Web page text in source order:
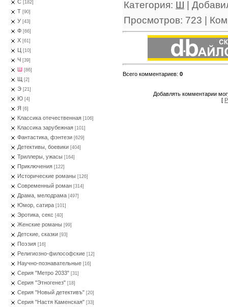
С [182]
Т [90]
У [43]
Ф [66]
Х [61]
Ц [10]
Ч [39]
Ш [86]
Щ [2]
Э [21]
Ю [4]
Я [6]
Классика отечественная [106]
Классика зарубежная [101]
Фантастика, фэнтези [629]
Детективы, боевики [404]
Триллеры, ужасы [164]
Приключения [122]
Исторические романы [126]
Современный роман [314]
Драма, мелодрама [497]
Юмор, сатира [101]
Эротика, секс [40]
Женские романы [99]
Детские, сказки [93]
Поэзия [16]
Религиозно-философские [12]
Научно-познавательные [16]
Серия "Метро 2033" [31]
Серия "Этногенез" [18]
Серия "Новый детективъ" [20]
Серия "Настя Каменская" [33]
Категория: Ш |
Просмотров: 723 |
Всего комментариев: 0
Добавлять комментарии
[